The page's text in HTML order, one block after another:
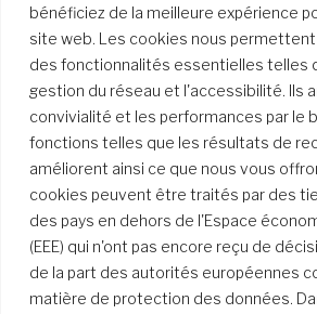
bénéficiez de la meilleure expérience
site web. Les cookies nous
des fonctionnalités essentielles telles
gestion du réseau et l'accessibilité. Ils
convivialité et les performances par le
fonctions telles que les résultats de
améliorent ainsi ce que nous vous
cookies peuvent être traités par des
des pays en dehors de l'Espace
(EEE) qui n'ont pas encore reçu de
de la part des autorités européennes
matière de protection des données.
formation